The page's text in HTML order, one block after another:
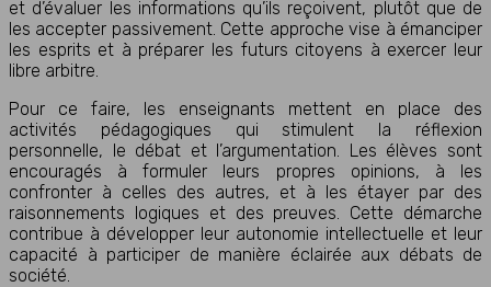
et d’évaluer les informations qu’ils reçoivent, plutôt que de
les accepter passivement. Cette approche vise à émanciper
les esprits et à préparer les futurs citoyens à exercer leur
libre arbitre.
Pour ce faire, les enseignants mettent en place des
activités pédagogiques qui stimulent la réflexion
personnelle, le débat et l’argumentation. Les élèves sont
encouragés à formuler leurs propres opinions, à les
confronter à celles des autres, et à les étayer par des
raisonnements logiques et des preuves. Cette démarche
contribue à développer leur autonomie intellectuelle et leur
capacité à participer de manière éclairée aux débats de
société.